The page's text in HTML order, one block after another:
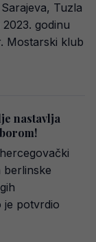
Tuzla
godinu
Mostarski klub
nastavlja
berlinske
je potvrdio